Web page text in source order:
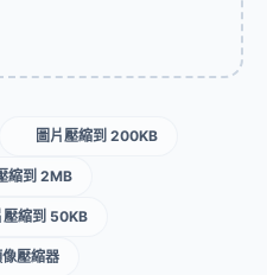
圖片壓縮到 200KB
縮到 2MB
壓縮到 50KB
壓縮器